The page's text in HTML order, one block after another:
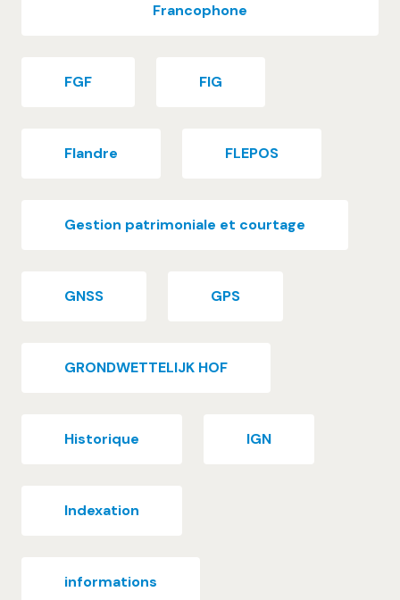
Francophone
FGF FIG
Flandre FLEPOS
Gestion patrimoniale et courtage
GNSS GPS
GRONDWETTELIJK HOF
Historique IGN
Indexation
informations